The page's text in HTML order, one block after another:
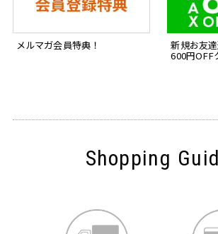
メルマガ会員特典！ 新規お友
600円OFF
Shopping